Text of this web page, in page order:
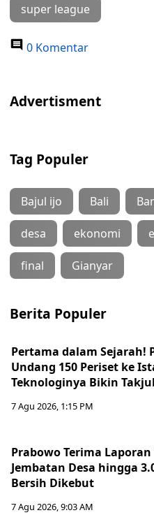
super league
0 Komentar
Tag Populer
Bajul ijo Bali
desa ekonomi
final Gianyar
Berita Populer
Pertama dalam Sejarah!
Undang 150 Periset ke
Teknologinya Bikin
7 Agu 2026, 1:15 PM
Prabowo Terima Laporan
Jembatan Desa hingga
Bersih Dikebut
7 Agu 2026, 9:03 AM